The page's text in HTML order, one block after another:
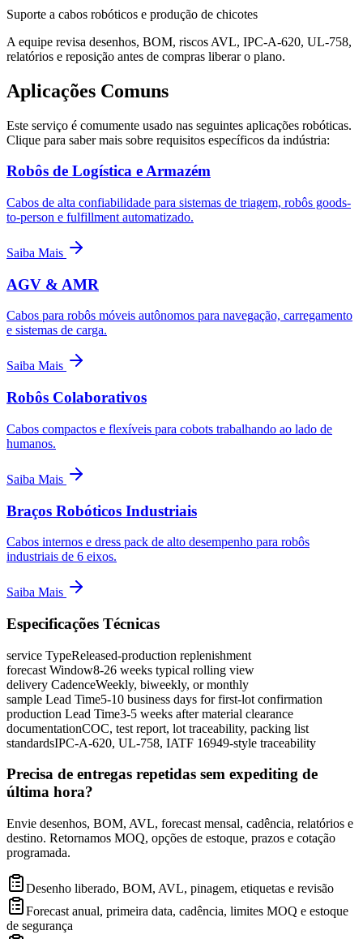
Suporte a cabos robóticos e produção de chicotes
A equipe revisa desenhos, BOM, riscos AVL, IPC-A-620, UL-758,
relatórios e reposição antes de compras liberar o plano.
Aplicações Comuns
Este serviço é comumente usado nas seguintes aplicações robóticas.
Clique para saber mais sobre requisitos específicos da indústria:
Robôs de Logística e Armazém
Cabos de alta confiabilidade para sistemas de triagem, robôs goods-
to-person e fulfillment automatizado.
Saiba Mais
AGV & AMR
Cabos para robôs móveis autônomos para navegação, carregamento
e sistemas de carga.
Saiba Mais
Robôs Colaborativos
Cabos compactos e flexíveis para cobots trabalhando ao lado de
humanos.
Saiba Mais
Braços Robóticos Industriais
Cabos internos e dress pack de alto desempenho para robôs
industriais de 6 eixos.
Saiba Mais
Especificações Técnicas
service TypeReleased-production replenishment
forecast Window8-26 weeks typical rolling view
delivery CadenceWeekly, biweekly, or monthly
sample Lead Time5-10 business days for first-lot confirmation
production Lead Time3-5 weeks after material clearance
documentationCOC, test report, lot traceability, packing list
standardsIPC-A-620, UL-758, IATF 16949-style traceability
Precisa de entregas repetidas sem expediting de
última hora?
Envie desenhos, BOM, AVL, forecast mensal, cadência, relatórios e
destino. Retornamos MOQ, opções de estoque, prazos e cotação
programada.
Desenho liberado, BOM, AVL, pinagem, etiquetas e revisão
Forecast anual, primeira data, cadência, limites MOQ e estoque
de segurança